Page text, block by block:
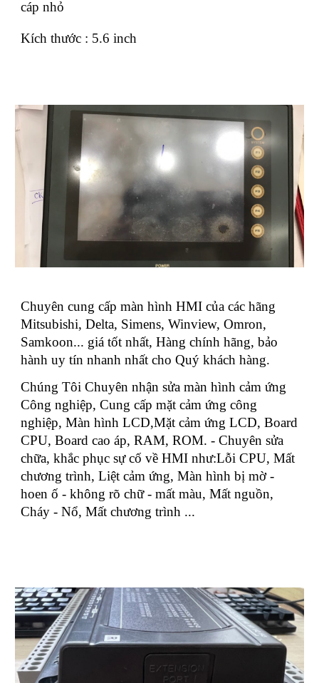
cáp nhỏ
Kích thước : 5.6 inch
Chuyên cung cấp màn hình HMI của các hãng
Mitsubishi, Delta, Simens, Winview, Omron,
Samkoon... giá tốt nhất, Hàng chính hãng, bảo
hành uy tín nhanh nhất cho Quý khách hàng.
Chúng Tôi Chuyên nhận sửa màn hình cảm ứng
Công nghiệp, Cung cấp mặt cảm ứng công
nghiệp, Màn hình LCD,Mặt cảm ứng LCD, Board
CPU, Board cao áp, RAM, ROM. - Chuyên sửa
chữa, khắc phục sự cố về HMI như:Lỗi CPU, Mất
chương trình, Liệt cảm ứng, Màn hình bị mờ -
hoen ố - không rõ chữ - mất màu, Mất nguồn,
Cháy - Nổ, Mất chương trình ...